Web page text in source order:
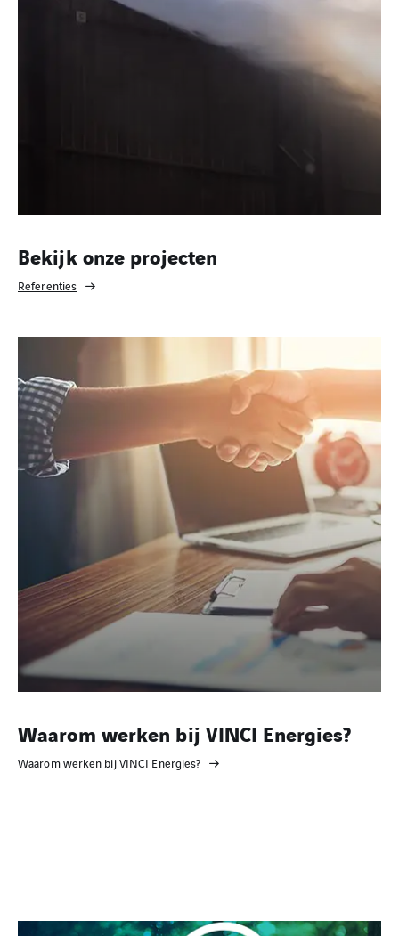
Bekijk onze projecten
Referenties
Waarom werken bij VINCI Energies?
Waarom werken bij VINCI Energies?